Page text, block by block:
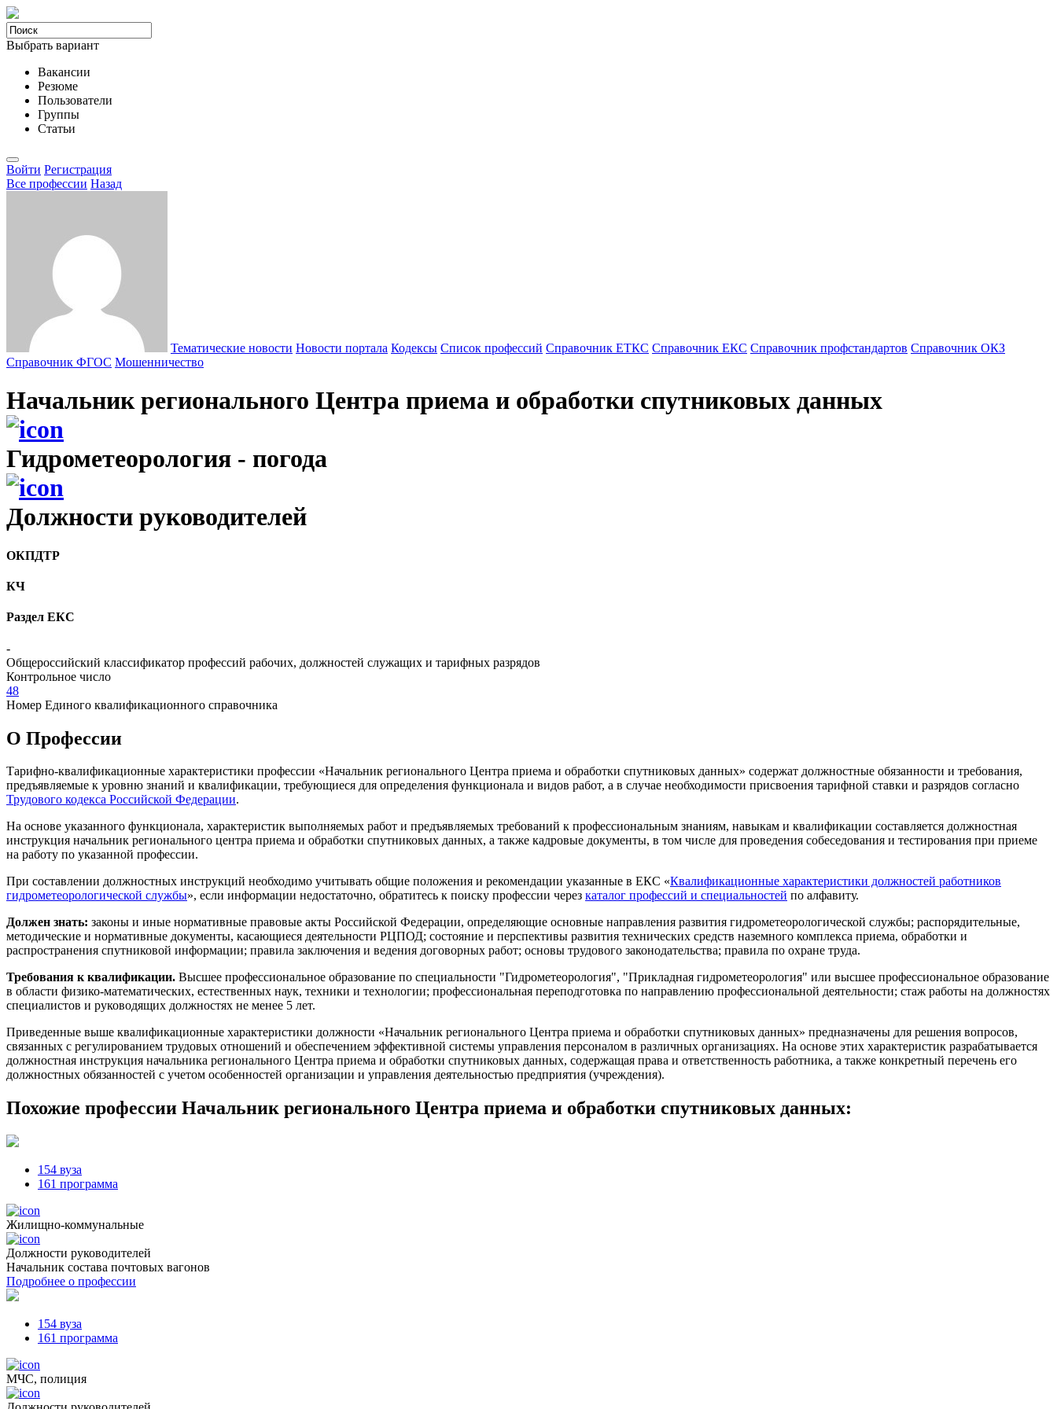
Выбрать вариант
Вакансии
Резюме
Пользователи
Группы
Статьи
Войти Регистрация
Все професcии Назад
Тематические новости Новости портала Кодексы Cписок профессий Справочник ЕТКС Справочник ЕКС Справочник профстандартов Справочник ОКЗ
Справочник ФГОС Мошенничество
Начальник регионального Центра приема и обработки спутниковых данных
Гидрометеорология - погода
Должности руководителей
ОКПДТР
КЧ
Раздел ЕКС
-
Общероссийский классификатор профессий рабочих, должностей служащих и тарифных разрядов
Контрольное число
48
Номер Единого квалификационного справочника
О Профеcсии
Тарифно-квалификационные характеристики профессии «Начальник регионального Центра приема и обработки спутниковых данных» содержат должностные обязанности и требования,
предъявляемые к уровню знаний и квалификации, требующиеся для определения функционала и видов работ, а в случае необходимости присвоения тарифной ставки и разрядов согласно
Трудового кодекса Российской Федерации.
На основе указанного функционала, характеристик выполняемых работ и предъявляемых требований к профессиональным знаниям, навыкам и квалификации составляется должностная
инструкция начальник регионального центра приема и обработки спутниковых данных, а также кадровые документы, в том числе для проведения собеседования и тестирования при приеме
на работу по указанной профессии.
При составлении должностных инструкций необходимо учитывать общие положения и рекомендации указанные в ЕКС «Квалификационные характеристики должностей работников
гидрометеорологической службы», если информации недостаточно, обратитесь к поиску профессии через каталог профессий и специальностей по алфавиту.
Должен знать: законы и иные нормативные правовые акты Российской Федерации, определяющие основные направления развития гидрометеорологической службы; распорядительные,
методические и нормативные документы, касающиеся деятельности РЦПОД; состояние и перспективы развития технических средств наземного комплекса приема, обработки и
распространения спутниковой информации; правила заключения и ведения договорных работ; основы трудового законодательства; правила по охране труда.
Требования к квалификации. Высшее профессиональное образование по специальности "Гидрометеорология", "Прикладная гидрометеорология" или высшее профессиональное образование
в области физико-математических, естественных наук, техники и технологии; профессиональная переподготовка по направлению профессиональной деятельности; стаж работы на должностях
специалистов и руководящих должностях не менее 5 лет.
Приведенные выше квалификационные характеристики должности «Начальник регионального Центра приема и обработки спутниковых данных» предназначены для решения вопросов,
связанных с регулированием трудовых отношений и обеспечением эффективной системы управления персоналом в различных организациях. На основе этих характеристик разрабатывается
должностная инструкция начальника регионального Центра приема и обработки спутниковых данных, содержащая права и ответственность работника, а также конкретный перечень его
должностных обязанностей с учетом особенностей организации и управления деятельностью предприятия (учреждения).
Похожие профессии Начальник регионального Центра приема и обработки спутниковых данных:
154 вуза
161 программа
Жилищно-коммунальные
Должности руководителей
Начальник состава почтовых вагонов
Подробнее о профессии
154 вуза
161 программа
МЧС, полиция